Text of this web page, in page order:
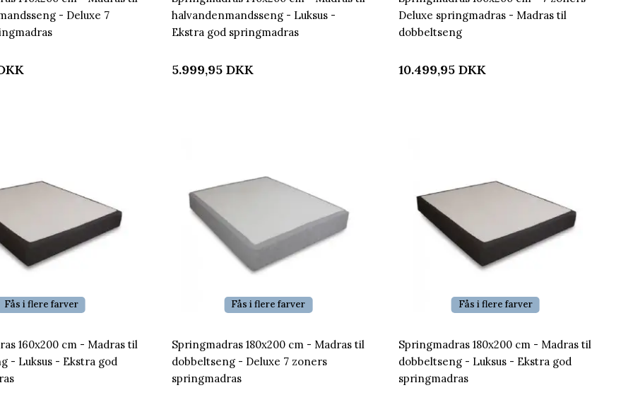
- Deluxe 7
halvandenmandsseng - Luksus -
Ekstra god springmadras
5.999,95 DKK
Deluxe springmadras - Madras til
dobbeltseng
10.499,95 DKK
Fås i flere farver
160x200 cm - Madras til
- Luksus - Ekstra god
Fås i flere farver
Springmadras 180x200 cm - Madras til
dobbeltseng - Deluxe 7 zoners
springmadras
Fås i flere farver
Springmadras 180x200 cm - Madras til
dobbeltseng - Luksus - Ekstra god
springmadras